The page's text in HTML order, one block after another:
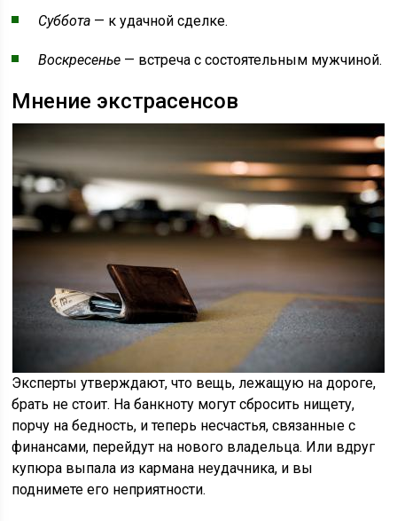
Суббота — к удачной сделке.
Воскресенье — встреча с состоятельным мужчиной.
Мнение экстрасенсов
Эксперты утверждают, что вещь, лежащую на дороге,
брать не стоит. На банкноту могут сбросить нищету,
порчу на бедность, и теперь несчастья, связанные с
финансами, перейдут на нового владельца. Или вдруг
купюра выпала из кармана неудачника, и вы
поднимете его неприятности.